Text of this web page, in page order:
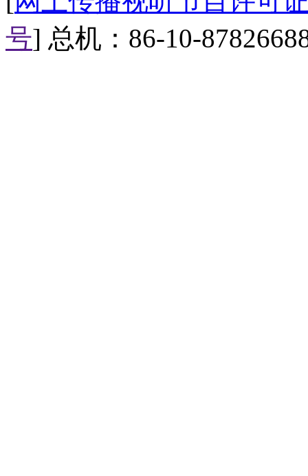
号] 总机：86-10-